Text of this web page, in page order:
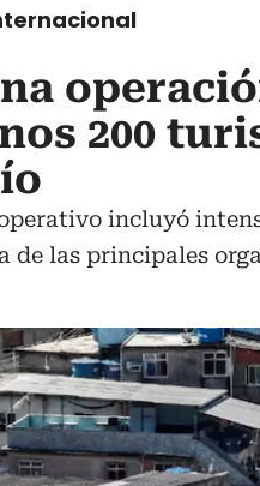
200
incluyó
de las principales